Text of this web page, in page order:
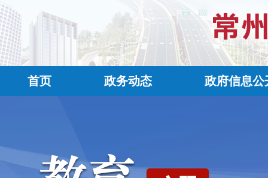
首页 政务动态 政府信息公